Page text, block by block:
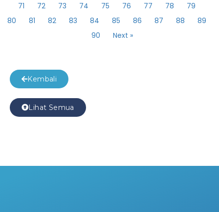
71
72 73 74 75 76 77 78
79
80
81 82 83 84 85 86 87 88
89
90
Next »
Kembali
Lihat Semua